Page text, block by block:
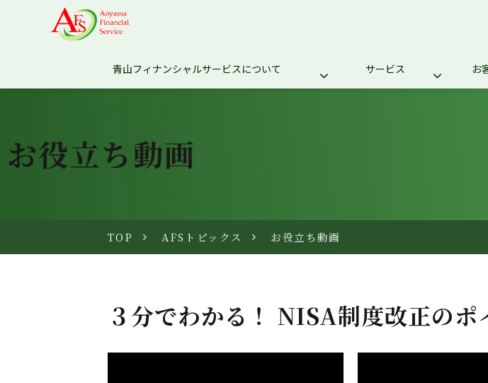
青山フィナンシャルサービスについて サービス お
お役立ち動画
TOP AFSトピックス お役立ち動画
３分でわかる！ NISA制度改正のポ